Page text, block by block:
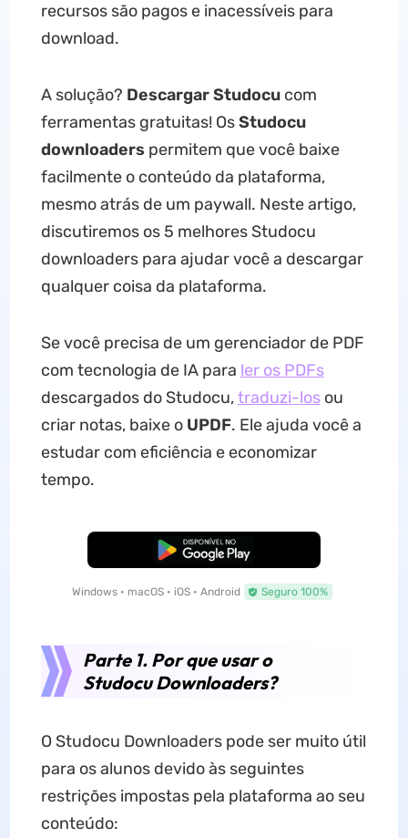
recursos são pagos e inacessíveis para
download.
A solução? Descargar Studocucom
ferramentas gratuitas! OsStudocu
downloaders permitem que você baixe
facilmente o conteúdo da plataforma,
mesmo atrás de um paywall. Neste artigo,
discutiremos os 5 melhores Studocu
downloaders para ajudar você a descargar
qualquer coisa da plataforma.
Se você precisa de um gerenciador de PDF
com tecnologia de IA para ler osPDFs
descargados do Studocu,traduzi-losou
criar notas, baixe o UPDF. Ele ajuda você a
estudar com eficiência e economizar
tempo.
Baixar Grátis
Windows • macOS • iOS • Android Seguro 100%
Parte 1. Por que usar o
Studocu Downloaders?
O Studocu Downloaders pode ser muito útil
para os alunos devido às seguintes
restrições impostas pela plataforma ao seu
conteúdo: